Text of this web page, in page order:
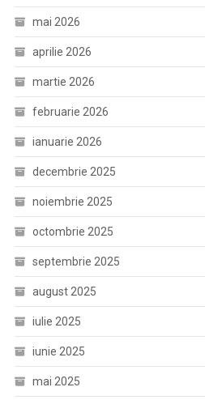
mai 2026
aprilie 2026
martie 2026
februarie 2026
ianuarie 2026
decembrie 2025
noiembrie 2025
octombrie 2025
septembrie 2025
august 2025
iulie 2025
iunie 2025
mai 2025